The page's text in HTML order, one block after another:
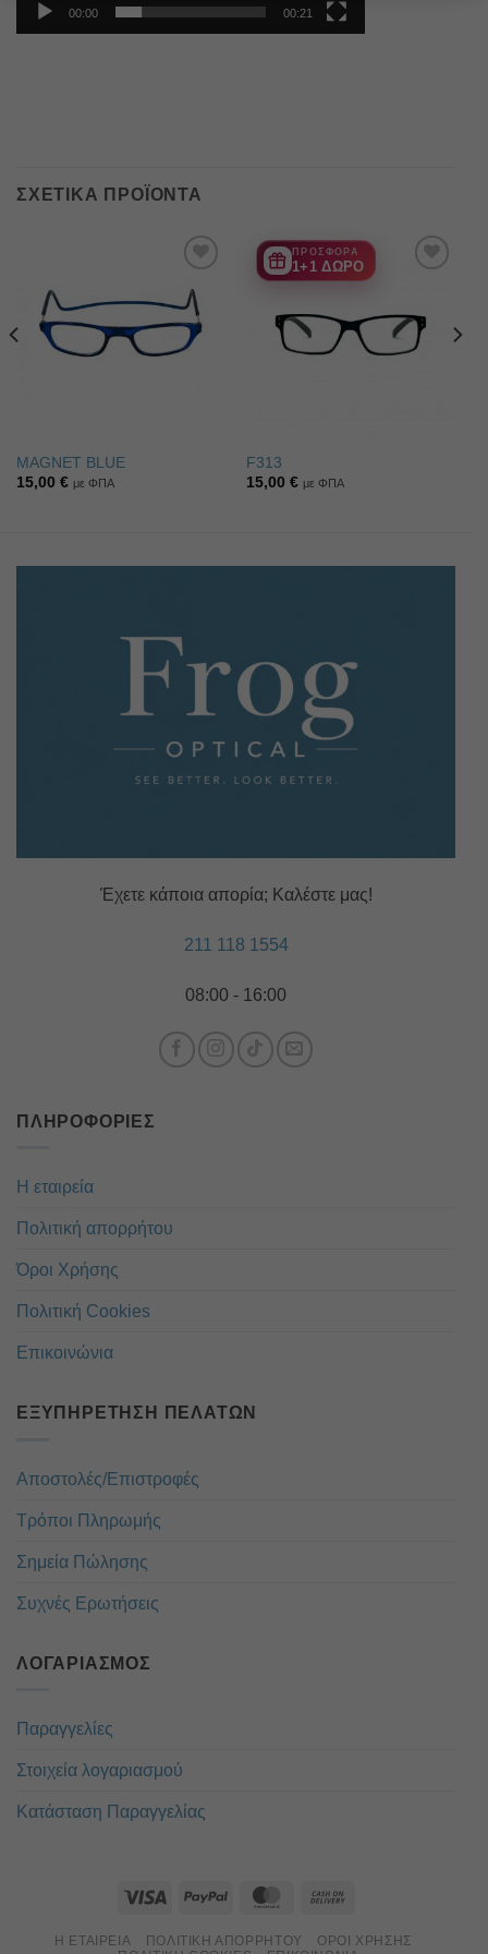
00:00 00:21
ΣΧΕΤΙΚΆ ΠΡΟΪΌΝΤΑ
στην λίστα
επιθυμιών
MAGNET BLUE
15,00 € με ΦΠΑ
ΠΡΟΣΦΟΡΑ
1+1 ΔΩΡΟ
επιθυμιών
F313
15,00€ με ΦΠΑ
Έχετε κάποια απορία; Καλέστε μας!
211 118 1554
08:00 - 16:00
ΠΛΗΡΟΦΟΡΊΕΣ
Η εταιρεία
Πολιτική απορρήτου
Όροι Χρήσης
Πολιτική Cookies
Επικοινώνια
ΕΞΥΠΗΡΈΤΗΣΗ ΠΕΛΑΤΏΝ
Αποστολές/Επιστροφές
Τρόποι Πληρωμής
Σημεία Πώλησης
Συχνές Ερωτήσεις
ΛΟΓΑΡΙΑΣΜΌΣ
Παραγγελίες
Στοιχεία λογαριασμού
Κατάσταση Παραγγελίας
Η ΕΤΑΙΡΕΊΑ ΠΟΛΙΤΙΚΉ ΑΠΟΡΡΉΤΟΥ
ΌΡΟΙ ΧΡΉΣΗΣ